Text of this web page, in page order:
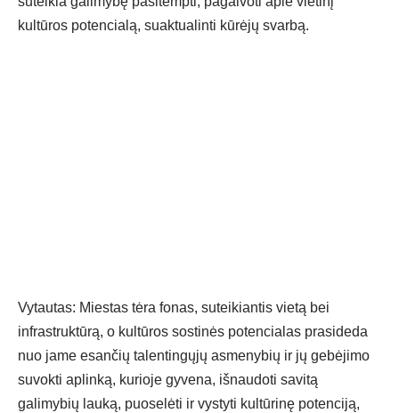
kultūros potencialą, suaktualinti kūrėjų svarbą.
Vytautas: Miestas tėra fonas, suteikiantis vietą bei
infrastruktūrą, o kultūros sostinės potencialas prasideda
nuo jame esančių talentingųjų asmenybių ir jų gebėjimo
suvokti aplinką, kurioje gyvena, išnaudoti savitą
galimybių lauką, puoselėti ir vystyti kultūrinę potenciją,